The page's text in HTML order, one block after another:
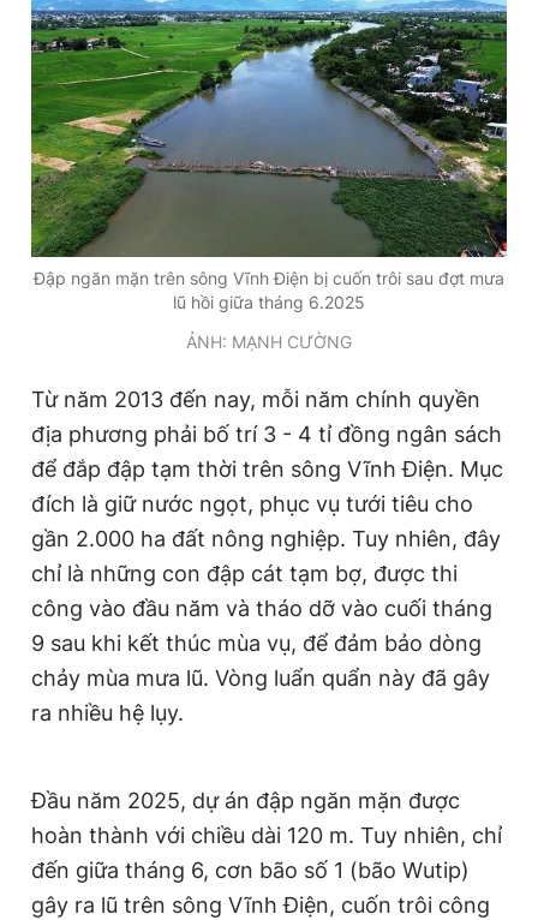
Hotline
0906 645 777
Liên hệ quảng cáo
0908 780 404
Đặt báo Quảng cáo RSS Tòa soạn Chính sách bảo
Tổng biên tập: Nguyễn Ngọc Toàn
Phó tổng biên tập thường trực: Hải Thành
Phó tổng biên tập: Lâm Hiếu Dũng
Phó tổng biên tập: Trần Việt Hưng
Tổng thư ký tòa soạn: Đức Trung
Giấy phép xuất bản số 110/GP - BTTTT cấp ngày 24.3.2020
© 2003-2026 Bản quyền thuộc về Báo Thanh Niên. Cấm sao
bản. Phát triển bởi ePi Technologies, JSC.
Đập ngăn mặn trên sông Vĩnh Điện bị cuốn trôi sau đợt mưa
lũ hồi giữa tháng 6.2025
ẢNH: MẠNH CƯỜNG
Từ năm 2013 đến nay, mỗi năm chính quyền
địa phương phải bố trí 3 - 4 tỉ đồng ngân sách
để đắp đập tạm thời trên sông Vĩnh Điện. Mục
đích là giữ nước ngọt, phục vụ tưới tiêu cho
gần 2.000 ha đất nông nghiệp. Tuy nhiên, đây
chỉ là những con đập cát tạm bợ, được thi
công vào đầu năm và tháo dỡ vào cuối tháng
9 sau khi kết thúc mùa vụ, để đảm bảo dòng
chảy mùa mưa lũ. Vòng luẩn quẩn này đã gây
ra nhiều hệ lụy.
Đầu năm 2025, dự án đập ngăn mặn được
hoàn thành với chiều dài 120 m. Tuy nhiên, chỉ
đến giữa tháng 6, cơn bão số 1 (bão Wutip)
gây ra lũ trên sông Vĩnh Điện, cuốn trôi công